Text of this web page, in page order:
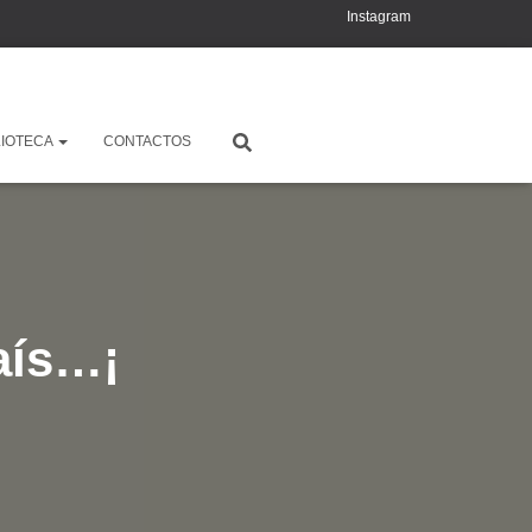
Instagram
CONTACTOS